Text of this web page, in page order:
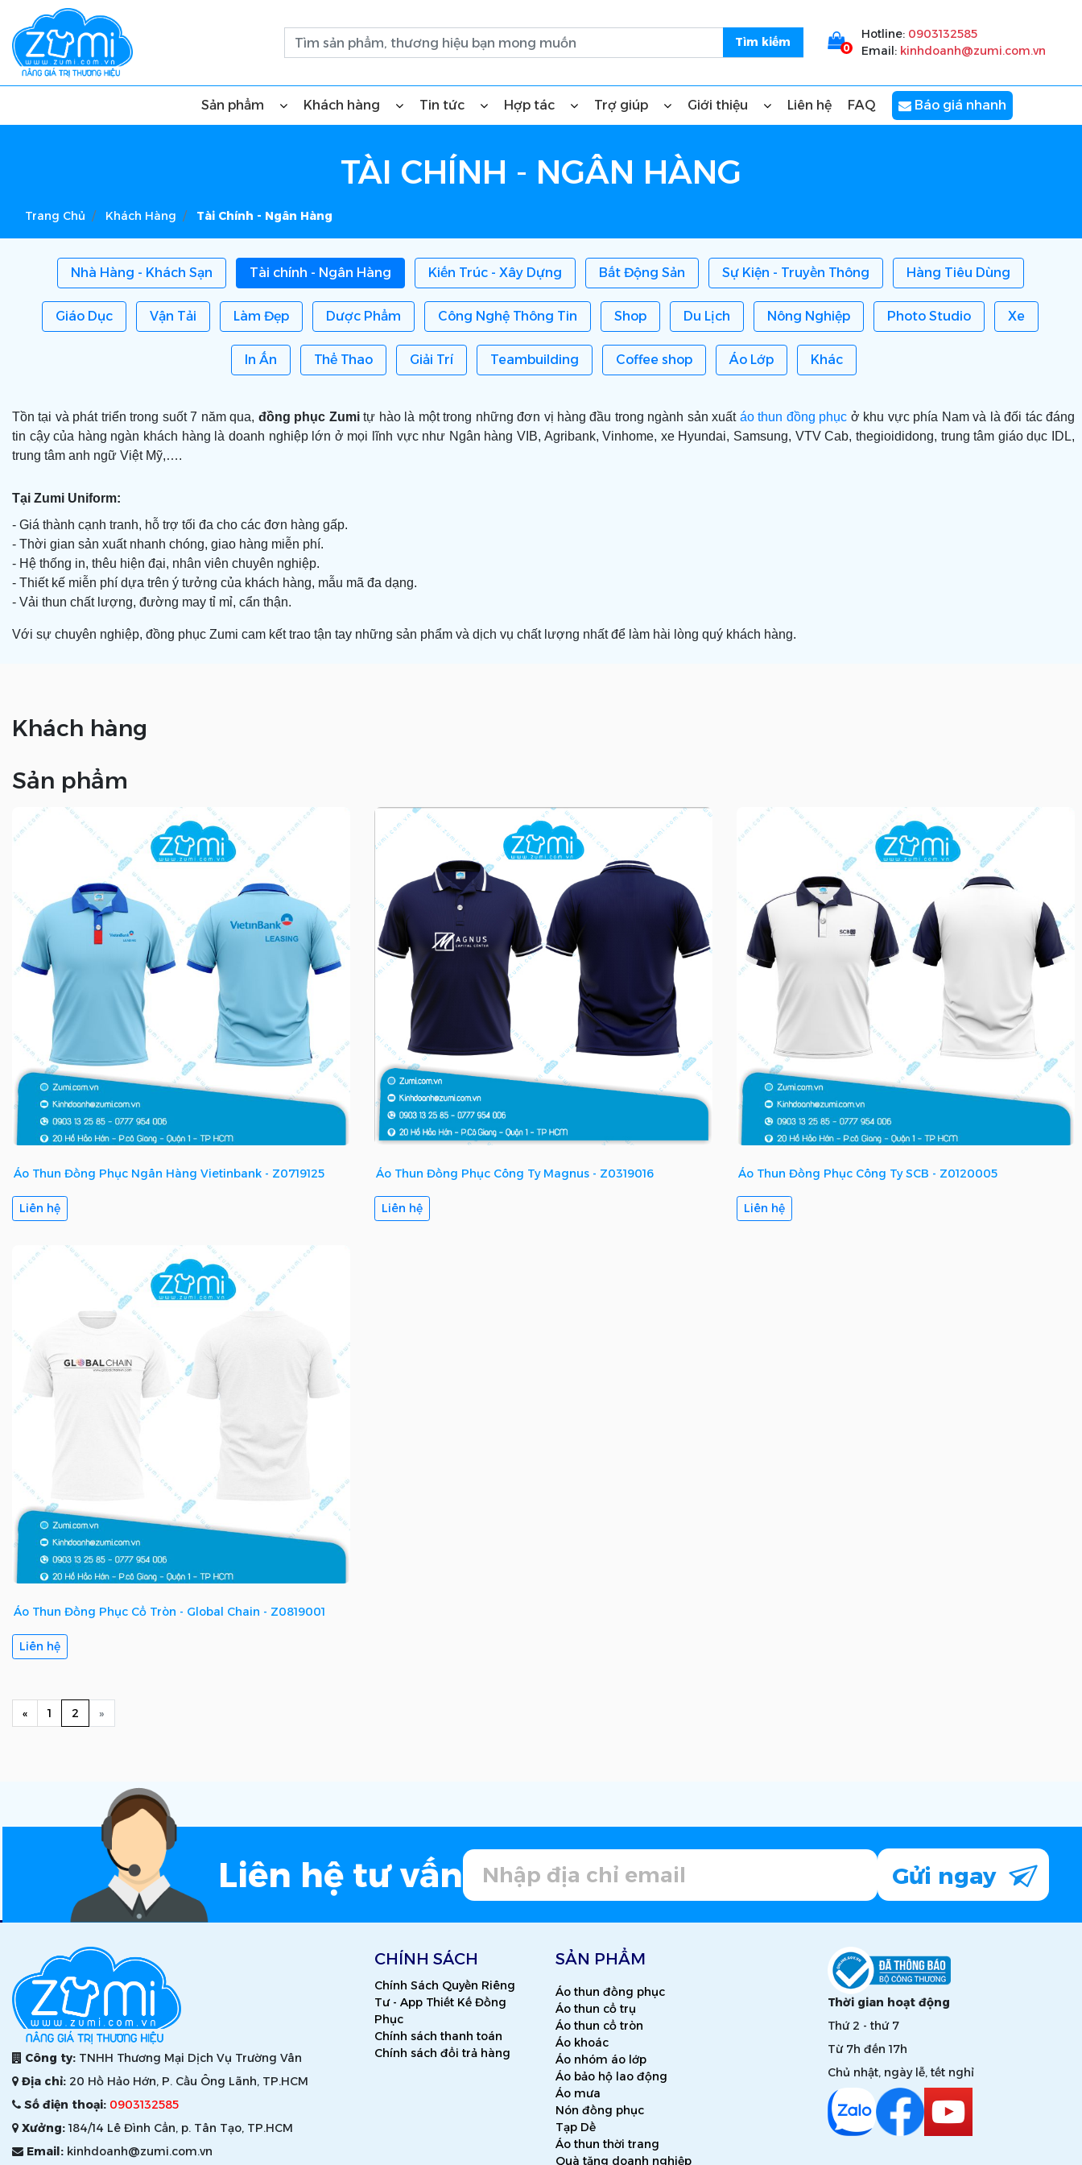
0
Hotline: 0903132585
Email: kinhdoanh@zumi.com.vn
Sản phẩm Khách hàng Tin tức Hợp tác Trợ giúp Giới thiệu Liên hệ FAQ Báo giá nhanh
TÀI CHÍNH - NGÂN HÀNG
Trang Chủ Khách Hàng Tài Chính - Ngân Hàng
Nhà Hàng - Khách Sạn Tài chính - Ngân Hàng Kiến Trúc - Xây Dựng Bất Động Sản Sự Kiện - Truyền Thông Hàng Tiêu Dùng
Giáo Dục Vận Tải Làm Đẹp Dược Phẩm Công Nghệ Thông Tin Shop Du Lịch Nông Nghiệp Photo Studio Xe
In Ấn Thể Thao Giải Trí Teambuilding Coffee shop Áo Lớp Khác
Tồn tại và phát triển trong suốt 7 năm qua, đồng phục Zumitự hào là một trong những đơn vị hàng đầu trong ngành sản xuất áo thun đồng phục ở khu vực phía Nam và là đối tác đáng
tin cậy của hàng ngàn khách hàng là doanh nghiệp lớn ở mọi lĩnh vực như Ngân hàng VIB, Agribank, Vinhome, xe Hyundai, Samsung, VTV Cab, thegioididong, trung tâm giáo dục IDL,
trung tâm anh ngữ Việt Mỹ,….
Tại Zumi Uniform:
- Giá thành cạnh tranh, hỗ trợ tối đa cho các đơn hàng gấp.
- Thời gian sản xuất nhanh chóng, giao hàng miễn phí.
- Hệ thống in, thêu hiện đại, nhân viên chuyên nghiệp.
- Thiết kế miễn phí dựa trên ý tưởng của khách hàng, mẫu mã đa dạng.
- Vải thun chất lượng, đường may tỉ mỉ, cẩn thận.
Với sự chuyên nghiệp, đồng phục Zumi cam kết trao tận tay những sản phẩm và dịch vụ chất lượng nhất để làm hài lòng quý khách hàng.
Khách hàng
Sản phẩm
Áo Thun Đồng Phục Ngân Hàng Vietinbank - Z0719125
Liên hệ
Áo Thun Đồng Phục Công Ty Magnus - Z0319016
Liên hệ
Áo Thun Đồng Phục Công Ty SCB - Z0120005
Liên hệ
Áo Thun Đồng Phục Cổ Tròn - Global Chain - Z0819001
Liên hệ
«Previous
1 2 (current)
»
Liên hệ tư vấn Gửi ngay
Công ty: TNHH Thương Mại Dịch Vụ Trường Vân
Địa chỉ: 20 Hồ Hảo Hớn, P. Cầu Ông Lãnh, TP.HCM
Số điện thoại: 0903132585
Xưởng:184/14 Lê Đình Cẩn, p. Tân Tạo, TP.HCM
Email: kinhdoanh@zumi.com.vn
CHÍNH SÁCH
Chính Sách Quyền Riêng
Tư - App Thiết Kế Đồng
Phục
Chính sách thanh toán
Chính sách đổi trả hàng
SẢN PHẨM
Áo thun đồng phục
Áo thun cổ trụ
Áo thun cổ tròn
Áo khoác
Áo nhóm áo lớp
Áo bảo hộ lao động
Áo mưa
Nón đồng phục
Tạp Dề
Áo thun thời trang
Quà tặng doanh nghiệp
Thời gian hoạt động
Thứ 2 - thứ 7
Từ 7h đến 17h
Chủ nhật, ngày lễ, tết nghỉ